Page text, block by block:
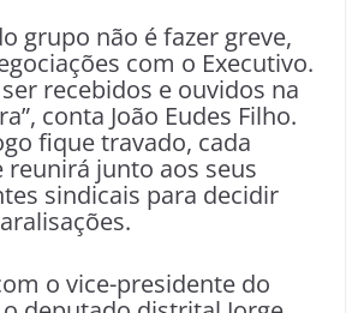
grupo não é fazer greve,
com o Executivo.
recebidos e ouvidos na
conta João Eudes Filho.
fique travado, cada
reunirá junto aos seus
sindicais para decidir
o vice-presidente do